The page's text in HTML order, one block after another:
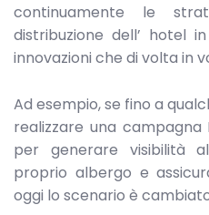
continuamente le
distribuzione dell’ hotel
innovazioni che di volta in
Ad esempio, se fino a
realizzare una
per generare visibilità
proprio albergo e
oggi lo scenario è